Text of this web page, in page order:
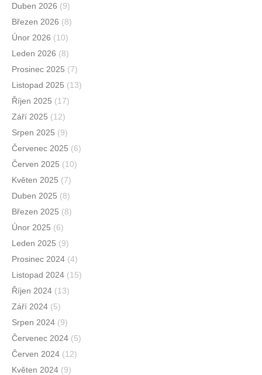
Duben 2026 (9)
Březen 2026 (8)
Únor 2026 (10)
Leden 2026 (8)
Prosinec 2025 (7)
Listopad 2025 (13)
Říjen 2025 (17)
Září 2025 (12)
Srpen 2025 (9)
Červenec 2025 (6)
Červen 2025 (10)
Květen 2025 (7)
Duben 2025 (8)
Březen 2025 (8)
Únor 2025 (6)
Leden 2025 (9)
Prosinec 2024 (4)
Listopad 2024 (15)
Říjen 2024 (13)
Září 2024 (5)
Srpen 2024 (9)
Červenec 2024 (5)
Červen 2024 (12)
Květen 2024 (9)